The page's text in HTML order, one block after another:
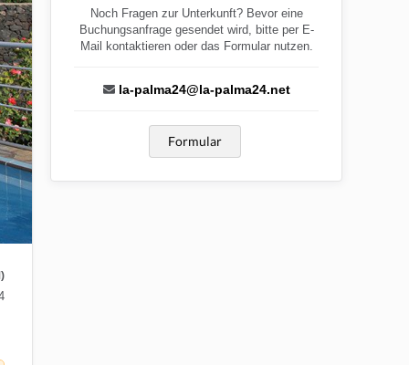
Noch Fragen zur Unterkunft? Bevor eine
Buchungsanfrage gesendet wird, bitte per E-
Mail kontaktieren oder das Formular nutzen.
la-palma24@la-palma24.net
Formular